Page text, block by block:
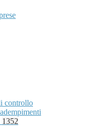
controllo
1352